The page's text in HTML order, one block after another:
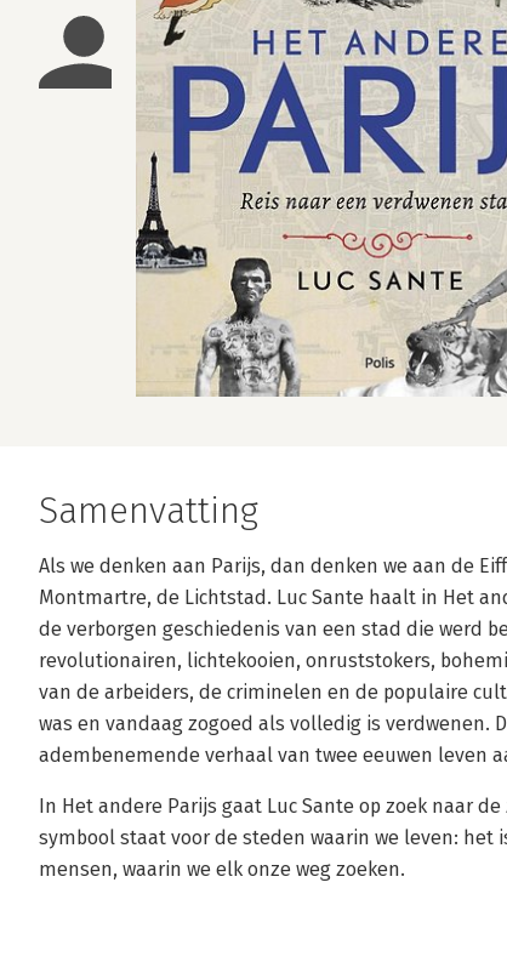
Samenvatting
Als we denken aan Parijs, dan denken we aan de
Montmartre, de Lichtstad. Luc Sante haalt in Het
de verborgen geschiedenis van een stad die werd
revolutionairen, lichtekooien, onruststokers,
van de arbeiders, de criminelen en de populaire
was en vandaag zogoed als volledig is
adembenemende verhaal van twee eeuwen leven
In Het andere Parijs gaat Luc Sante op zoek naar
symbool staat voor de steden waarin we leven: het
mensen, waarin we elk onze weg zoeken.